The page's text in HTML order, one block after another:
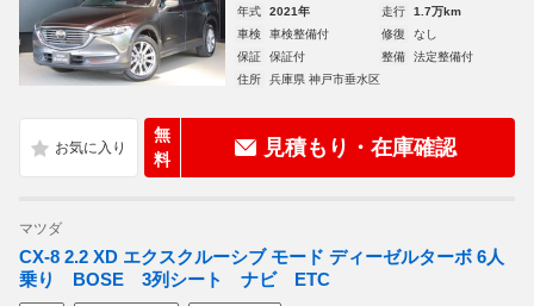
年式 2021年 走行
1.7万km
車検
車検整備付 修復
なし
保証
保証付 整備
法定整備付
住所
兵庫県 神戸市垂水区
無
料
見積もり・在庫確認
マツダ
CX-8 2.2 XD エクスクルーシブ モード ディーゼルターボ 6人
乗り BOSE 3列シート ナビ ETC